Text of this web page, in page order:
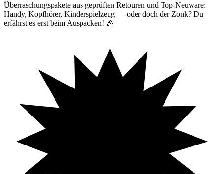
Überraschungspakete aus geprüften Retouren und Top-Neuware:
Handy, Kopfhörer, Kinderspielzeug — oder doch der Zonk? Du
erfährst es erst beim Auspacken! 🎉